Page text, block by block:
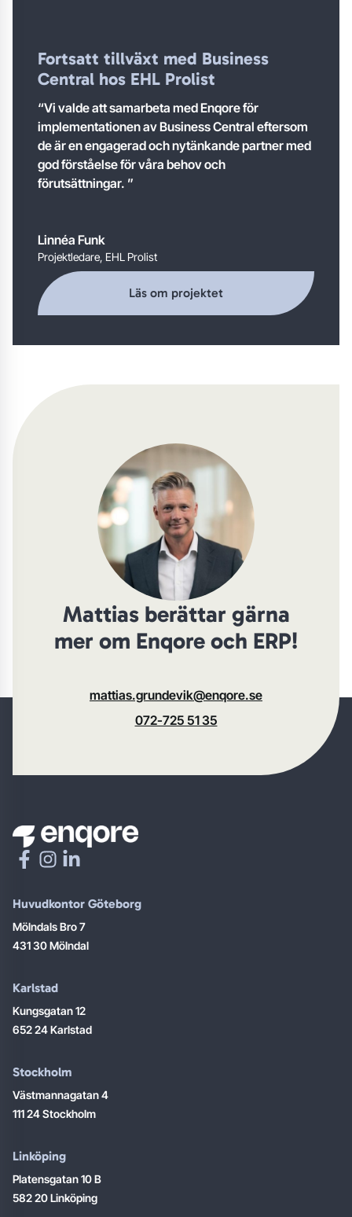
Fortsatt tillväxt med Business
Central hos EHL Prolist
“Vi valde att samarbeta med Enqore för
implementationen av Business Central eftersom
de är en engagerad och nytänkande partner med
god förståelse för våra behov och
förutsättningar. ”
Linnéa Funk
Projektledare, EHL Prolist
Läs om projektet
Mattias berättar gärna
mer om Enqore och ERP!
mattias.grundevik@enqore.se
072-725 51 35
Huvudkontor Göteborg
Mölndals Bro 7
431 30 Mölndal
Karlstad
Kungsgatan 12
652 24 Karlstad
Stockholm
Västmannagatan 4
111 24 Stockholm
Linköping
Platensgatan 10 B
582 20 Linköping